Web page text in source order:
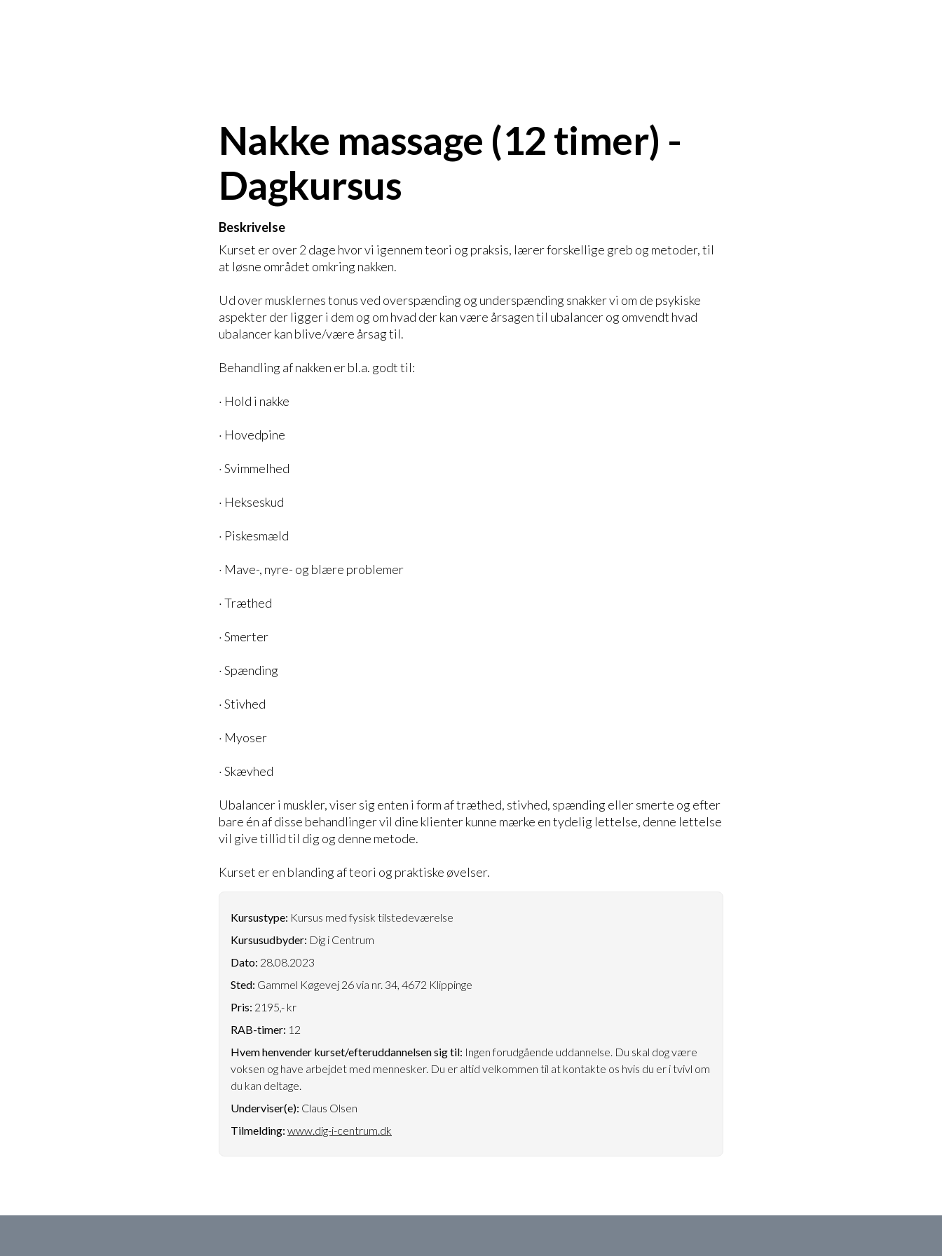
Nakke massage (12 timer) -
Dagkursus
Beskrivelse
Kurset er over 2 dage hvor vi igennem teori og praksis, lærer forskellige greb og metoder, til
at løsne området omkring nakken.
Ud over musklernes tonus ved overspænding og underspænding snakker vi om de psykiske
aspekter der ligger i dem og om hvad der kan være årsagen til ubalancer og omvendt hvad
ubalancer kan blive/være årsag til.
Behandling af nakken er bl.a. godt til:
· Hold i nakke
· Hovedpine
· Svimmelhed
· Hekseskud
· Piskesmæld
· Mave-, nyre- og blære problemer
· Træthed
· Smerter
· Spænding
· Stivhed
· Myoser
· Skævhed
Ubalancer i muskler, viser sig enten i form af træthed, stivhed, spænding eller smerte og efter
bare én af disse behandlinger vil dine klienter kunne mærke en tydelig lettelse, denne lettelse
vil give tillid til dig og denne metode.
Kurset er en blanding af teori og praktiske øvelser.
Kursustype: Kursus med fysisk tilstedeværelse
Kursusudbyder: Dig i Centrum
Dato: 28.08.2023
Sted: Gammel Køgevej 26 via nr. 34, 4672 Klippinge
Pris: 2195,- kr
RAB-timer: 12
Hvem henvender kurset/efteruddannelsen sig til: Ingen forudgående uddannelse. Du skal dog være
voksen og have arbejdet med mennesker. Du er altid velkommen til at kontakte os hvis du er i tvivl om
du kan deltage.
Underviser(e): Claus Olsen
Tilmelding: www.dig-i-centrum.dk